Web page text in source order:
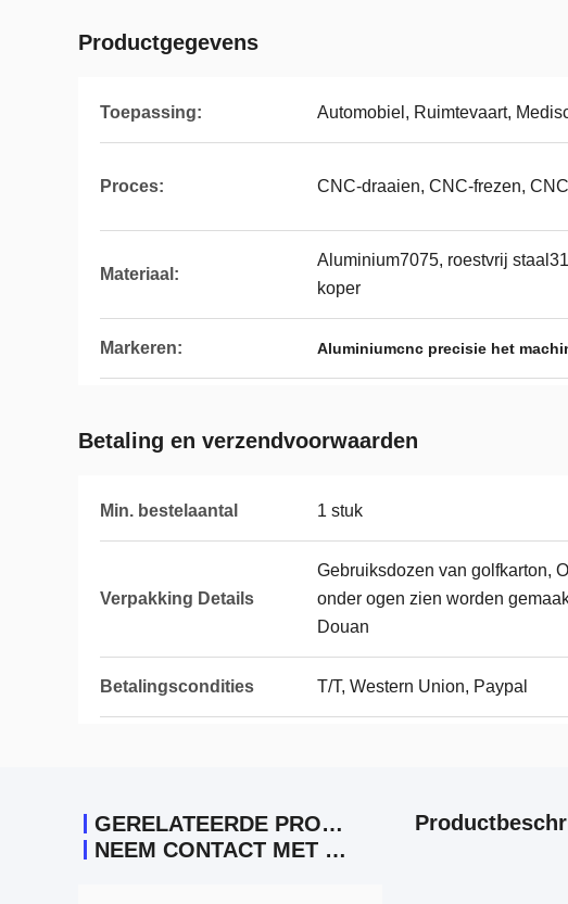
Productgegevens
Toepassing: Automobiel, Ruimtevaart,
Proces: CNC-draaien, CNC-frezen,
Materiaal:
Aluminium7075, roestvrij
koper
Markeren: Aluminiumcnc precisie het
Betaling en verzendvoorwaarden
Min. bestelaantal 1 stuk
Verpakking Details
Gebruiksdozen van golfkarton,
onder ogen zien worden
Douan
Betalingscondities T/T, Western Union, Paypal
GERELATEERDE PRODUCTEN
NEEM CONTACT MET ONS OP